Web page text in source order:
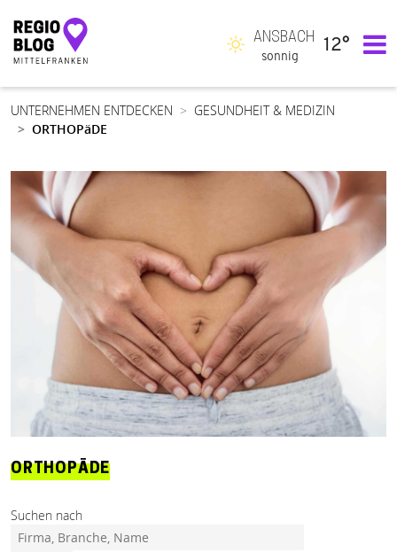
Hauptnavigation
ANSBACH
sonnig
12°
UNTERNEHMEN ENTDECKEN
GESUNDHEIT & MEDIZIN
ORTHOPäDE
ORTHOPÄDE
Suchen nach